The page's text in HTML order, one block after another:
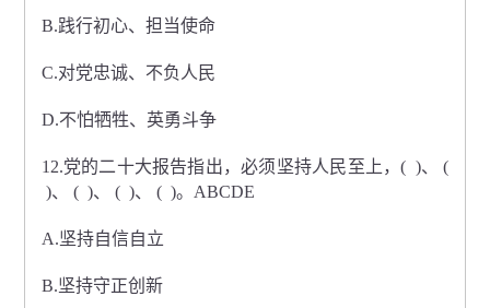
B.践行初心、担当使命
C.对党忠诚、不负人民
D.不怕牺牲、英勇斗争
12.党的二十大报告指出，必须坚持人民至上，( )、 (
)、 ( )、 ( )、 ( )。ABCDE
A.坚持自信自立
B.坚持守正创新